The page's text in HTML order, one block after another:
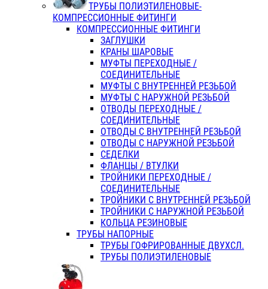
ТРУБЫ ПОЛИЭТИЛЕНОВЫЕ-
КОМПРЕССИОННЫЕ ФИТИНГИ
КОМПРЕССИОННЫЕ ФИТИНГИ
ЗАГЛУШКИ
КРАНЫ ШАРОВЫЕ
МУФТЫ ПЕРЕХОДНЫЕ /
СОЕДИНИТЕЛЬНЫЕ
МУФТЫ С ВНУТРЕННЕЙ РЕЗЬБОЙ
МУФТЫ С НАРУЖНОЙ РЕЗЬБОЙ
ОТВОДЫ ПЕРЕХОДНЫЕ /
СОЕДИНИТЕЛЬНЫЕ
ОТВОДЫ С ВНУТРЕННЕЙ РЕЗЬБОЙ
ОТВОДЫ С НАРУЖНОЙ РЕЗЬБОЙ
СЕДЕЛКИ
ФЛАНЦЫ / ВТУЛКИ
ТРОЙНИКИ ПЕРЕХОДНЫЕ /
СОЕДИНИТЕЛЬНЫЕ
ТРОЙНИКИ С ВНУТРЕННЕЙ РЕЗЬБОЙ
ТРОЙНИКИ С НАРУЖНОЙ РЕЗЬБОЙ
КОЛЬЦА РЕЗИНОВЫЕ
ТРУБЫ НАПОРНЫЕ
ТРУБЫ ГОФРИРОВАННЫЕ ДВУХСЛ.
ТРУБЫ ПОЛИЭТИЛЕНОВЫЕ